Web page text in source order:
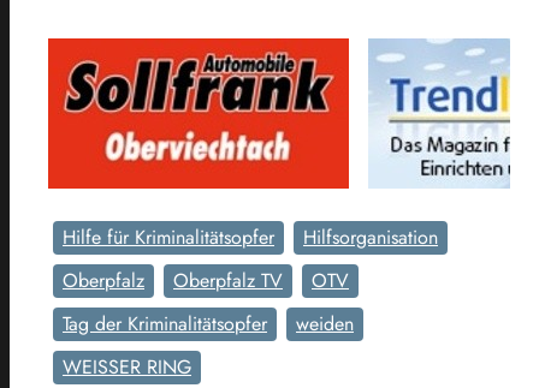
Hilfe für Kriminalitätsopfer
Hilfsorganisation
Oberpfalz
Oberpfalz TV
OTV
Tag der Kriminalitätsopfer
weiden
WEISSER RING